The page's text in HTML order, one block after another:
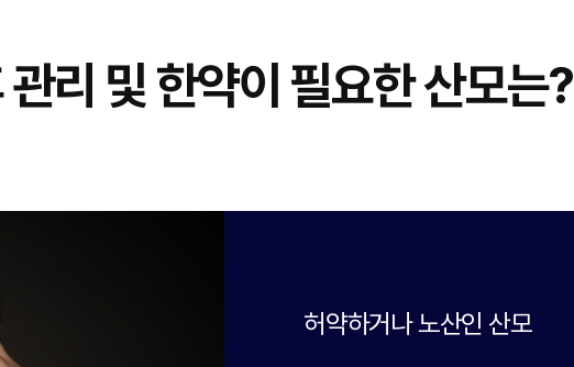
리 및 한약이 필요한 산모는?
허약하거나 노산인 산모